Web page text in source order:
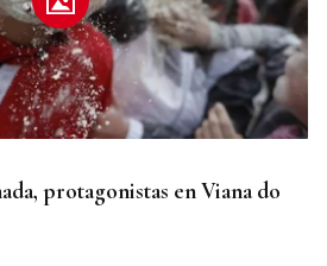
protagonistas en Viana do